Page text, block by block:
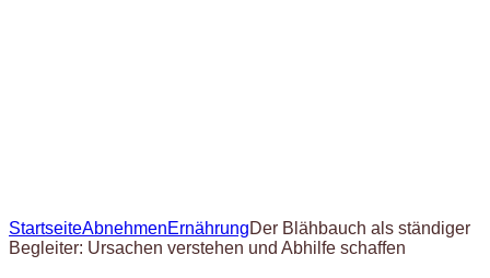
StartseiteAbnehmenErnährungDer Blähbauch als ständiger
Begleiter: Ursachen verstehen und Abhilfe schaffen